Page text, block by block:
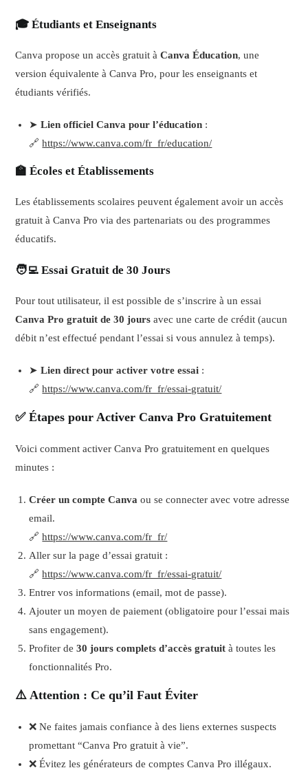
🎓 Étudiants et Enseignants
Canva propose un accès gratuit àCanva Éducation, une
version équivalente à Canva Pro, pour les enseignants et
étudiants vérifiés.
➤Lien officiel Canva pour l’éducation :
🔗https://www.canva.com/fr_fr/education/
🏫 Écoles et Établissements
Les établissements scolaires peuvent également avoir un accès
gratuit à Canva Pro via des partenariats ou des programmes
éducatifs.
🧑‍💻 Essai Gratuit de 30 Jours
Pour tout utilisateur, il est possible de s’inscrire à un essai
Canva Pro gratuit de 30 jours avec une carte de crédit (aucun
débit n’est effectué pendant l’essai si vous annulez à temps).
➤Lien direct pour activer votre essai :
🔗https://www.canva.com/fr_fr/essai-gratuit/
✅ Étapes pour Activer Canva Pro Gratuitement
Voici comment activer Canva Pro gratuitement en quelques
minutes :
Créer un compte Canva ou se connecter avec votre adresse
email.
🔗https://www.canva.com/fr_fr/
Aller sur la page d’essai gratuit :
🔗https://www.canva.com/fr_fr/essai-gratuit/
Entrer vos informations (email, mot de passe).
Ajouter un moyen de paiement (obligatoire pour l’essai mais
sans engagement).
Profiter de30 jours complets d’accès gratuit à toutes les
fonctionnalités Pro.
⚠️ Attention : Ce qu’il Faut Éviter
❌ Ne faites jamais confiance à des liens externes suspects
promettant “Canva Pro gratuit à vie”.
❌ Évitez les générateurs de comptes Canva Pro illégaux.